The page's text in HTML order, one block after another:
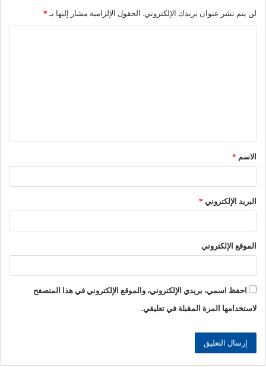
لن يتم نشر عنوان بريدك الإلكتروني. الحقول الإلزامية مشار إليها بـ *
ق
*
الاسم *
البريد الإلكتروني *
الموقع الإلكتروني
احفظ اسمي، بريدي الإلكتروني، والموقع الإلكتروني في هذا المتصفح
لاستخدامها المرة المقبلة في تعليقي.